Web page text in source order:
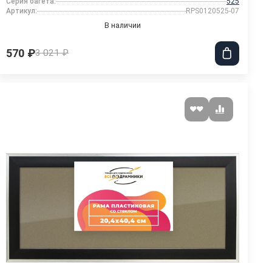
Артикул:
RPS0120525-07
В наличии
570 ₽3 021 ₽